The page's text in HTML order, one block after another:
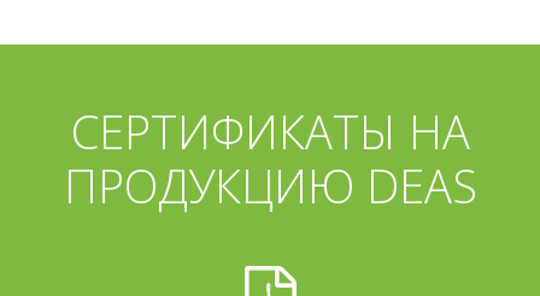
СЕРТИФИКАТЫ НА
ПРОДУКЦИЮ DEAS